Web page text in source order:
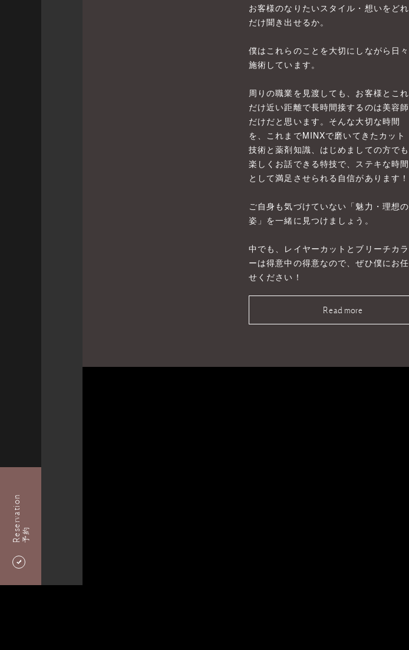
Reservation予約
お客様のなりたいスタイル・想いをどれ
だけ聞き出せるか。
僕はこれらのことを大切にしながら日々
施術しています。
周りの職業を見渡しても、お客様とこれ
だけ近い距離で長時間接するのは美容師
だけだと思います。そんな大切な時間
を、これまでMINXで磨いてきたカット
技術と薬剤知識、はじめましての方でも
楽しくお話できる特技で、ステキな時間
として満足させられる自信があります！
ご自身も気づけていない「魅力・理想の
姿」を一緒に見つけましょう。
中でも、レイヤーカットとブリーチカラ
ーは得意中の得意なので、ぜひ僕にお任
せください！
Read more